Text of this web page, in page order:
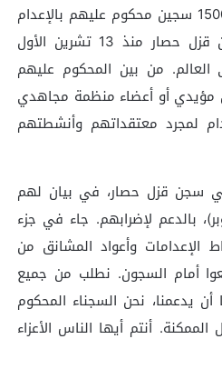
وفي الوقت الراهن، يخوض 1500 سجين محكوم عليهم بالإعدام
إضراباً عن الطعام في سجن قزل حصار منذ 13 تشرين الأول
العالم. من بين المحكوم عليهم
17 شخصاً من مؤيدي أو أعضاء منظمة مجاهدي
لمجرد معتقداتهم وأنشطتهم
سجن قزل حصار، في بيان لهم
(أكتوبر)، بالدعم لإضرابهم. جاء في جزء
الإعدامات وأعواد المشانق من
أمام السجون. نطلب من جميع
يدعمنا، نحن السجناء المحكوم
أنتم أيها الناس الأعزاء